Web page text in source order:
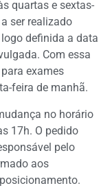
quartas e sextas-
ser realizado
definida a data
Com essa
exames
feira de manhã.
no horário
17h. O pedido
pelo
aos